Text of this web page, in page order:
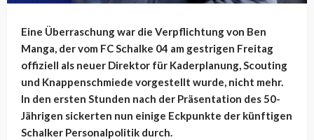
Eine Überraschung war die Verpflichtung von Ben
Manga, der vom FC Schalke 04 am gestrigen Freitag
offiziell als neuer Direktor für Kaderplanung, Scouting
und Knappenschmiede vorgestellt wurde, nicht mehr.
In den ersten Stunden nach der Präsentation des 50-
Jährigen sickerten nun einige Eckpunkte der künftigen
Schalker Personalpolitik durch.